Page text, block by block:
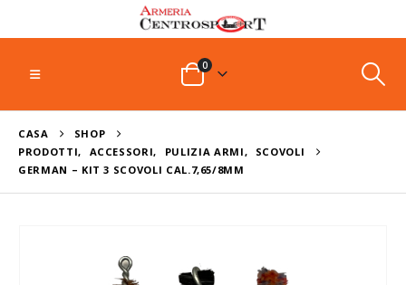
0
CASA
SHOP
PRODOTTI, ACCESSORI, PULIZIA ARMI,
SCOVOLI
GERMAN – KIT 3 SCOVOLI CAL.7,65/8MM